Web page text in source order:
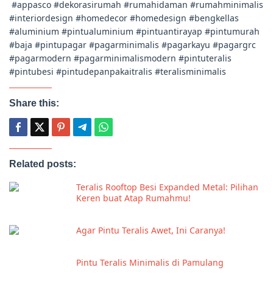
#appasco #dekorasirumah #rumahidaman #rumahminimalis
#interiordesign #homedecor #homedesign #bengkellas
#aluminium #pintualuminium #pintuantirayap #pintumurah
#baja #pintupagar #pagarminimalis #pagarkayu #pagargrc
#pagarmodern #pagarminimalismodern #pintuteralis
#pintubesi #pintudepanpakaitralis #teralisminimalis
Share this:
Related posts:
Teralis Rooftop Besi Expanded Metal: Pilihan
Keren buat Atap Rumahmu!
Agar Pintu Teralis Awet, Ini Caranya!
Pintu Teralis Minimalis di Pamulang